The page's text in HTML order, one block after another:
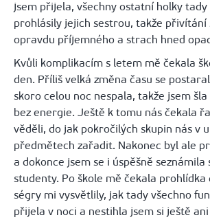
jsem přijela, všechny ostatní holky tady
prohlásily jejich sestrou, takže přivítání
opravdu příjemného a strach hned
Kvůli komplikacím s letem mě čekala
den. Příliš velká změna času se
skoro celou noc nespala, takže jsem
bez energie. Ještě k tomu nás čekala
věděli, do jak pokročilých skupin nás v
předmětech zařadit. Nakonec byl ale
a dokonce jsem se i úspěšně seznámila
studenty. Po škole mě čekala prohlídka
ségry mi vysvětlily, jak tady všechno
přijela v noci a nestihla jsem si ještě